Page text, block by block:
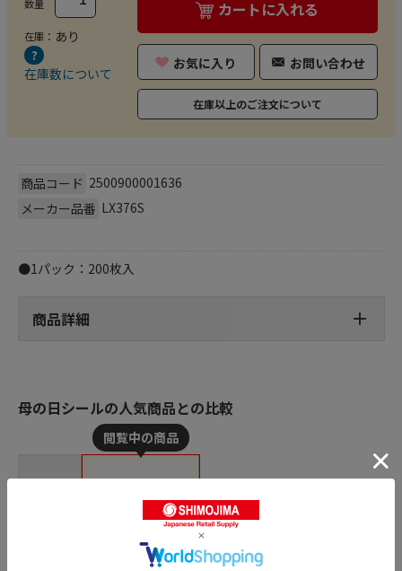
数量
在庫： あり
在庫数について
カートに入れる
お気に入り お問い合わせ
在庫以上のご注文について
商品コード 2500900001636
メーカー品番 LX376S
●1パック：200枚入
商品詳細
母の日シールの人気商品との比較